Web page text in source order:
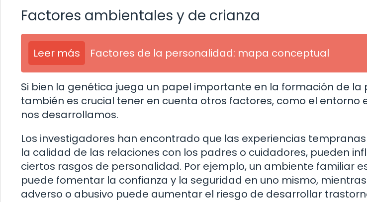
Factores ambientales y de crianza
Leer más Factores de la personalidad: mapa conceptual
Si bien la genética juega un papel importante en la formación de la
también es crucial tener en cuenta otros factores, como el entorno
nos desarrollamos.
Los investigadores han encontrado que las experiencias
la calidad de las relaciones con los padres o cuidadores, pueden
ciertos rasgos de personalidad. Por ejemplo, un ambiente familiar
puede fomentar la confianza y la seguridad en uno mismo,
adverso o abusivo puede aumentar el riesgo de desarrollar